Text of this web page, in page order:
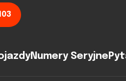
Numery Seryjne